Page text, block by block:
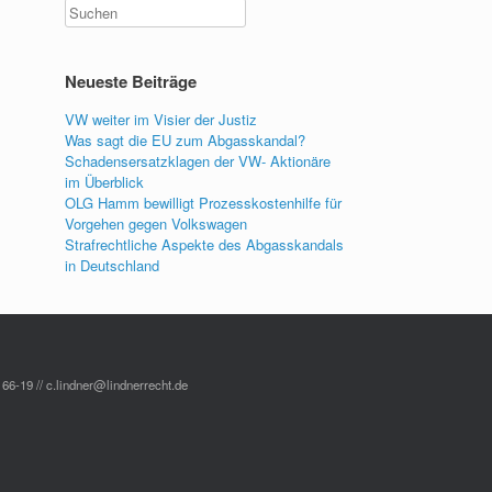
Neueste Beiträge
VW weiter im Visier der Justiz
Was sagt die EU zum Abgasskandal?
Schadensersatzklagen der VW- Aktionäre
im Überblick
OLG Hamm bewilligt Prozesskostenhilfe für
Vorgehen gegen Volkswagen
Strafrechtliche Aspekte des Abgasskandals
in Deutschland
19 // c.lindner@lindnerrecht.de